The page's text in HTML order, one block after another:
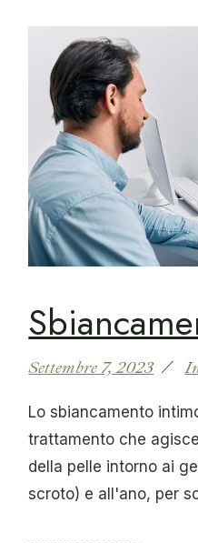
Settembre 7, 2023
Lo sbiancamento
trattamento che
della pelle intorno ai
scroto) e all'ano, per